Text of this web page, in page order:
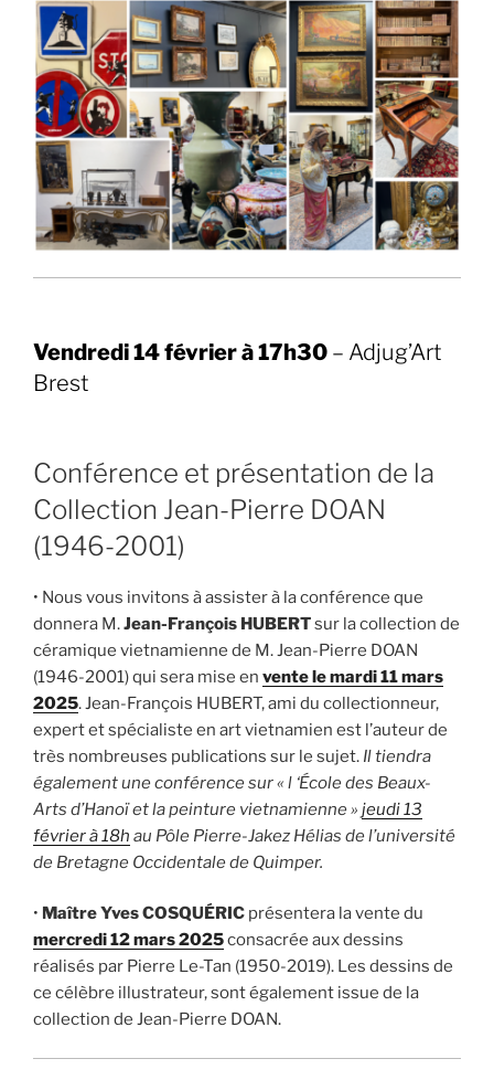
Vendredi 14 février à 17h30 – Adjug’Art
Brest
Conférence et présentation de la
Collection Jean-Pierre DOAN
(1946-2001)
• Nous vous invitons à assister à la conférence que
donnera M.Jean-François HUBERTsur la collection de
céramique vietnamienne de M. Jean-Pierre DOAN
(1946-2001) qui sera mise en vente le mardi 11 mars
2025. Jean-François HUBERT, ami du collectionneur,
expert et spécialiste en art vietnamien est l’auteur de
très nombreuses publications sur le sujet. Il tiendra
également une conférence sur « l ‘École des Beaux-
Arts d’Hanoï et la peinture vietnamienne » jeudi 13
février à 18h au Pôle Pierre-Jakez Hélias de l’université
de Bretagne Occidentale de Quimper.
• Maître Yves COSQUÉRIC présentera la vente du
mercredi 12 mars 2025consacrée aux dessins
réalisés par Pierre Le-Tan (1950-2019). Les dessins de
ce célèbre illustrateur, sont également issue de la
collection de Jean-Pierre DOAN.